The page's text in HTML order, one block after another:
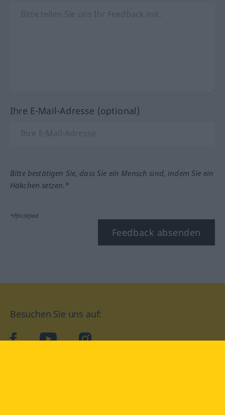
Ihre E-Mail-Adresse (optional)
Bitte bestätigen Sie, dass Sie ein Mensch sind, indem Sie ein
Häkchen setzen.*
*Pflichtfeld
Feedback absenden
Besuchen Sie uns auf:
facebookYouTube Instagram